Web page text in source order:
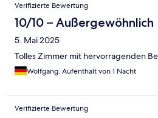
Verifizierte Bewertung
10/10 – Außergewöhnlich
5. Mai 2025
Tolles Zimmer mit hervorragenden
Wolfgang, Aufenthalt von 1 Nacht
Verifizierte Bewertung